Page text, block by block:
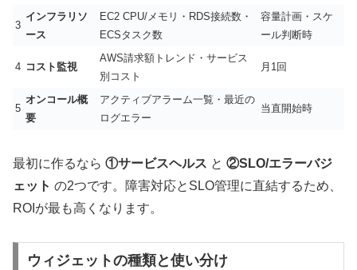
3
インフラリソ
ース
EC2 CPU/メモリ・RDS接続数・
ECSタスク数
容量計画・スケ
ール判断時
4 コスト監視
AWS請求額トレンド・サービス
別コスト
月1回
5
オンコール概
要
アクティブアラーム一覧・最近の
ログエラー
当直開始時
最初に作るなら ①サービスヘルス と ②SLO/エラーバジ
ェット の2つです。障害対応とSLO管理に直結するため、
ROIが最も高くなります。
ウィジェットの種類と使い分け